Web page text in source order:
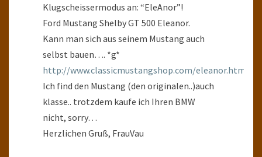
Klugscheissermodus an: “EleAnor”!
Ford Mustang Shelby GT 500 Eleanor.
Kann man sich aus seinem Mustang auch
selbst bauen…. *g*
http://www.classicmustangshop.com/eleanor.htm
Ich find den Mustang (den originalen..)auch
klasse.. trotzdem kaufe ich Ihren BMW
nicht, sorry…
Herzlichen Gruß, FrauVau